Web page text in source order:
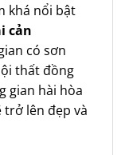
khá nổi bật
cản
có sơn
thất đồng
gian hài hòa
trở lên đẹp và